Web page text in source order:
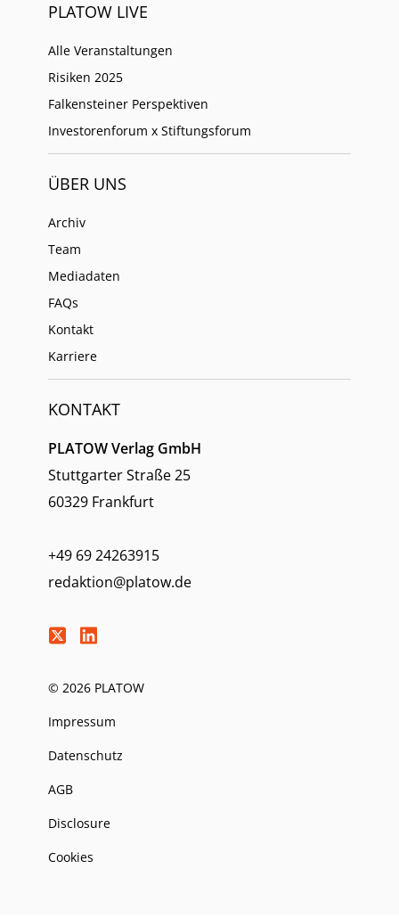
PLATOW LIVE
Alle Veranstaltungen
Risiken 2025
Falkensteiner Perspektiven
Investorenforum x Stiftungsforum
ÜBER UNS
Archiv
Team
Mediadaten
FAQs
Kontakt
Karriere
KONTAKT
PLATOW Verlag GmbH
Stuttgarter Straße 25
60329 Frankfurt
+49 69 24263915
redaktion@platow.de
© 2026 PLATOW
Impressum
Datenschutz
AGB
Disclosure
Cookies